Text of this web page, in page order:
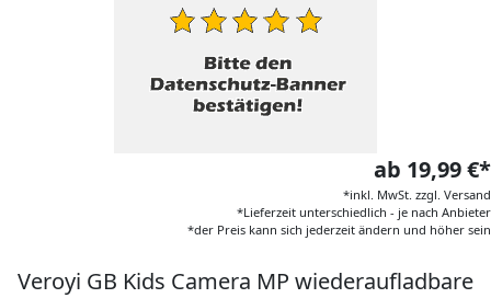
ab 19,99 €*
*inkl. MwSt. zzgl. Versand
*Lieferzeit unterschiedlich - je nach Anbieter
*der Preis kann sich jederzeit ändern und höher sein
Veroyi GB Kids Camera MP wiederaufladbare